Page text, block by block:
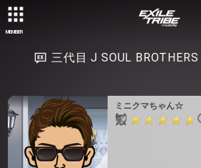
MEMBER
三代目 J SOUL
ミニクマちゃん☆